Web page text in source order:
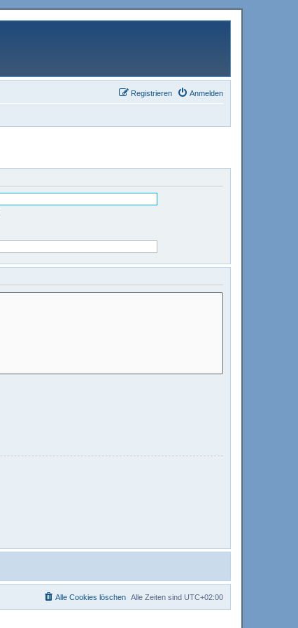
Anmelden
Registrieren
Alle Zeiten sind UTC+02:00
Alle Cookies löschen